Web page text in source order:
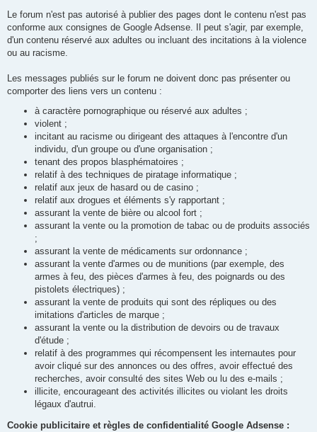
Le forum n'est pas autorisé à publier des pages dont le contenu n'est pas
conforme aux consignes de Google Adsense. Il peut s'agir, par exemple,
d'un contenu réservé aux adultes ou incluant des incitations à la violence
ou au racisme.
Les messages publiés sur le forum ne doivent donc pas présenter ou
comporter des liens vers un contenu :
à caractère pornographique ou réservé aux adultes ;
violent ;
incitant au racisme ou dirigeant des attaques à l'encontre d'un
individu, d'un groupe ou d'une organisation ;
tenant des propos blasphématoires ;
relatif à des techniques de piratage informatique ;
relatif aux jeux de hasard ou de casino ;
relatif aux drogues et éléments s'y rapportant ;
assurant la vente de bière ou alcool fort ;
assurant la vente ou la promotion de tabac ou de produits associés
;
assurant la vente de médicaments sur ordonnance ;
assurant la vente d'armes ou de munitions (par exemple, des
armes à feu, des pièces d'armes à feu, des poignards ou des
pistolets électriques) ;
assurant la vente de produits qui sont des répliques ou des
imitations d'articles de marque ;
assurant la vente ou la distribution de devoirs ou de travaux
d'étude ;
relatif à des programmes qui récompensent les internautes pour
avoir cliqué sur des annonces ou des offres, avoir effectué des
recherches, avoir consulté des sites Web ou lu des e-mails ;
illicite, encourageant des activités illicites ou violant les droits
légaux d'autrui.
Cookie publicitaire et règles de confidentialité Google Adsense :